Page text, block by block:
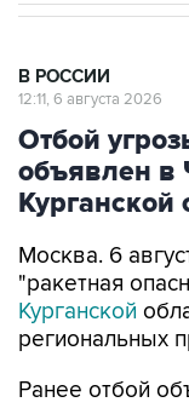
В РОССИИ
12:11, 6 августа 2026
Отбой
объявлен в
Курганской
Москва. 6
"ракетная
Курганской
региональных
Ранее отбой